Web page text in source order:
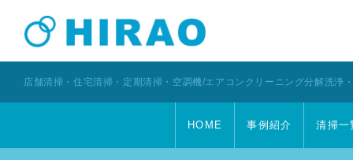
店舗清掃・住宅清掃・定期清掃・空調機/エアコンクリーニング分解洗
HOME 事例紹介 清掃一